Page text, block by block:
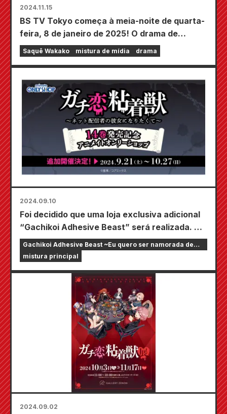
2024.11.15
BS TV Tokyo começa à meia-noite de quarta-
feira, 8 de janeiro de 2025! O drama de
produção em 4K “Wakako Sake Season 8”
será transmitido!!! Wakako irá saborear o
sabor do inverno ♪ Entregando o verdadeiro
prazer de “somente pelo amor das mulheres”
Saquê Wakako mistura de mídia drama
2024.09.10
Foi decidido que uma loja exclusiva adicional
“Gachikoi Adhesive Beast” será realizada. Os
produtos com ilustrações originais do autor
Seira serão vendidos em 4 lojas Animate em
todo o país.
Gachikoi Adhesive Beast ~Eu quero ser namorada de
um streamer online~
mistura principal
2024.09.02